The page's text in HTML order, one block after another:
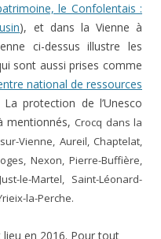
le Confolentais :
), et dans la Vienne à
ci-dessus illustre les
sont aussi prises comme
national de ressources
La protection de l’Unesco
mentionnés, Crocq dans la
Vienne, Aureil, Chaptelat,
Nexon, Pierre-Buffière,
le-Martel, Saint-Léonard-
la-Perche.
en 2016. Pour tout